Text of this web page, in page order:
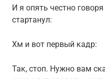
И я опять честно
стартанул:
Хм и вот первый кадр:
Так, стоп. Нужно вам